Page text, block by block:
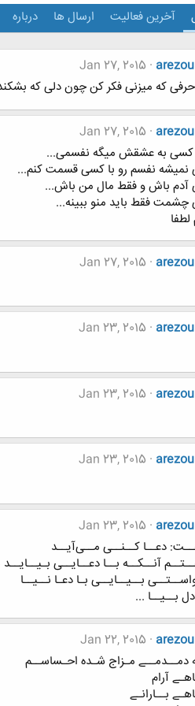
آخرین فعالیت ارسال ها درباره
Jan 27, 2015
که میزنی فکر کن چون دلی که
Jan 27, 2015
کسی به عشقش میگه نفسمی...
نمیشه نفسم رو با کسی قسمت کنم...
آدم باش و فقط مال من باش...
چشمت فقط باید منو ببینه...
Jan 27, 2015
Jan 23, 2015
Jan 23, 2015
Jan 23, 2015
Jan 23, 2015
دعــا كــنــی مــی‌آیــد
آنــكــه بــا دعــایــی
بــیــایــی بـا دعـا نــیــا
بــیــا ...
Jan 22, 2015
دمــدمــے مـزاج شـده احـساســم
آرام
بــارانـے